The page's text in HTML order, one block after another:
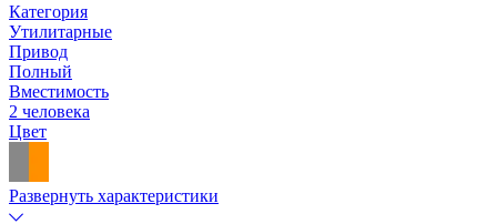
Категория
Утилитарные
Привод
Полный
Вместимость
2 человека
Цвет
Развернуть характеристики